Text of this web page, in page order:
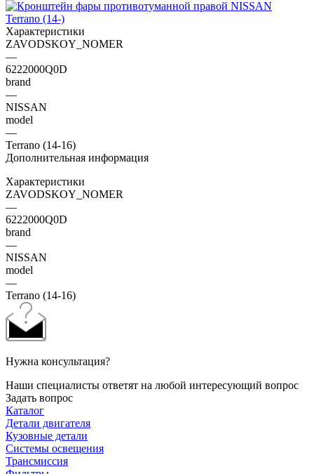
Характеристики
ZAVODSKOY_NOMER
—
6222000Q0D
brand
—
NISSAN
model
—
Terrano (14-16)
Дополнительная информация
Характеристики
ZAVODSKOY_NOMER
—
6222000Q0D
brand
—
NISSAN
model
—
Terrano (14-16)
Нужна консультация?
Наши специалисты ответят на любой интересующий вопрос
Задать вопрос
Каталог
Детали двигателя
Кузовные детали
Системы освещения
Трансмиссия